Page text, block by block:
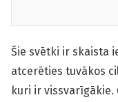
Šie svētki ir skaista
atcerēties tuvākos
kuri ir